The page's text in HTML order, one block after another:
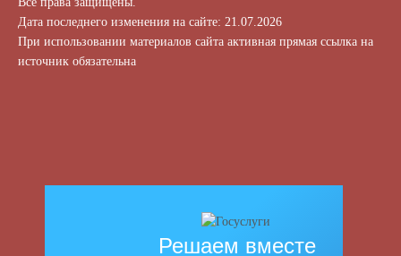
Дата последнего изменения на сайте: 21.07.2026
При использовании материалов сайта активная прямая ссылка на
источник обязательна
Решаем вместе